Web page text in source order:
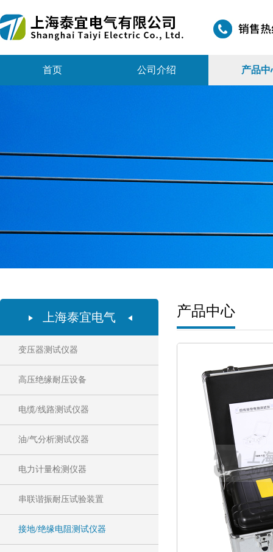
首页 公司介绍 产品中
上海泰宜电气
变压器测试仪器
高压绝缘耐压设备
电缆/线路测试仪器
油/气分析测试仪器
电力计量检测仪器
串联谐振耐压试验装置
接地/绝缘电阻测试仪器
产品中心